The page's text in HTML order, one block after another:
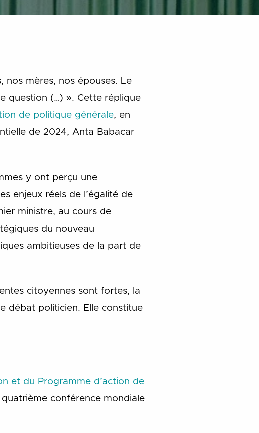
nos mères, nos épouses. Le
question (…) ». Cette réplique
de politique générale, en
de 2024, Anta Babacar
y ont perçu une
enjeux réels de l’égalité de
ministre, au cours de
du nouveau
ambitieuses de la part de
citoyennes sont fortes, la
débat politicien. Elle constitue
et du Programme d’action de
conférence mondiale